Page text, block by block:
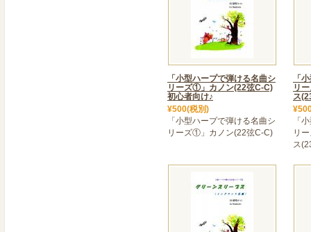
フ応援!」期間につき送
早目に!
2021年05月12日
>＜ 29弦バクタワハープ
グレースハープ20周年記
ハープの新素材、マホガ
切っての発売!しかも今な
2021年04月27日
＜ New Harp 19弦ハ
軽くて持ち運びしやすい
国産弦を使用して新登場
2021年04月26日
＜ FLEX Harp 予約受
「小型ハープで弾ける名曲シ
リーズ①」カノン(22弦C-C)
初心者向け♪
¥500(税別)
「小型ハープで弾ける名曲シ
リーズ①」カノン(22弦C-C)
「
リ
ス
「
リ
ス